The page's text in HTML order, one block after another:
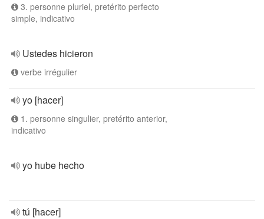
3. personne pluriel, pretérito perfecto
simple, indicativo
Ustedes hicieron
verbe irrégulier
yo [hacer]
1. personne singulier, pretérito anterior,
indicativo
yo hube hecho
tú [hacer]